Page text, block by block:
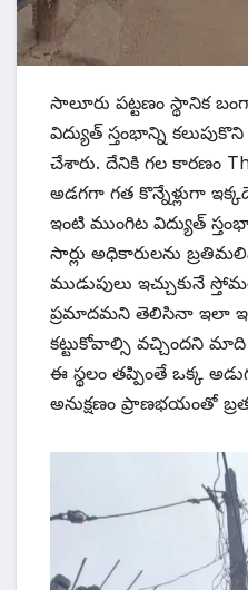
సాలూరు పట్టణం స్థానిక
విద్యుత్ స్తంభాన్ని
చేశారు. దేనికి గల కారణం
అడగగా గత కొన్నేళ్లుగా
ఇంటి ముంగిట విద్యుత్
సార్లు అధికారులను
ముడుపులు ఇచ్చుకునే
ప్రమాదమని తెలిసినా ఇలా
కట్టుకోవాల్సి వచ్చిందని
ఈ స్థలం తప్పింతే ఒక్క
అనుక్షణం ప్రాణభయంతో